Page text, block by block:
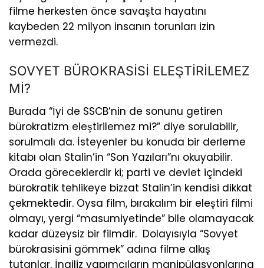
filme herkesten önce savaşta hayatını
kaybeden 22 milyon insanın torunları izin
vermezdi.
SOVYET BÜROKRASİSİ ELEŞTİRİLEMEZ
Mİ?
Burada “İyi de SSCB’nin de sonunu getiren
bürokratizm eleştirilemez mi?​” diye sorulabilir,
sorulmalı da. İsteyenler bu konuda bir derleme
kitabı olan Stalin’in “Son Yazıları”nı okuyabilir.
Orada göreceklerdir ki; parti ve devlet içindeki
bürokratik tehlikeye bizzat Stalin’in kendisi dikkat
çekmektedir. Oysa film, bırakalım bir eleştiri filmi
olmayı, yergi “masumiyetinde” bile olamayacak
kadar düzeysiz bir filmdir. Dolayısıyla “Sovyet
bürokrasisini gömmek” adına filme alkış
tutanlar, İngiliz yapımcıların manipülasyonlarına